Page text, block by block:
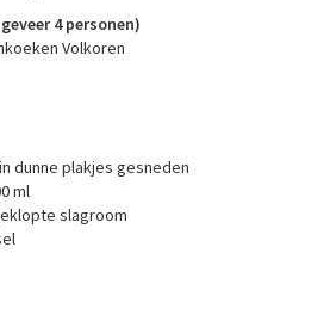
4 personen)
Volkoren
dunne plakjes gesneden
ml
slagroom